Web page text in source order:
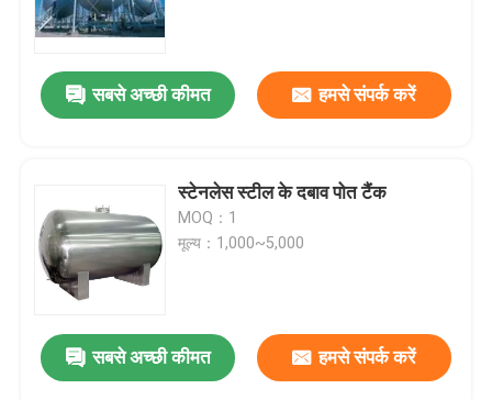
सबसे अच्छी कीमत हमसे संपर्क करें
स्टेनलेस स्टील के दबाव पोत टैंक
MOQ：1
मूल्य：1,000~5,000
सबसे अच्छी कीमत हमसे संपर्क करें